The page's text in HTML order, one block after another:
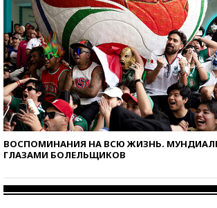
ВОСПОМИНАНИЯ НА ВСЮ ЖИЗНЬ.
ГЛАЗАМИ БОЛЕЛЬЩИКОВ